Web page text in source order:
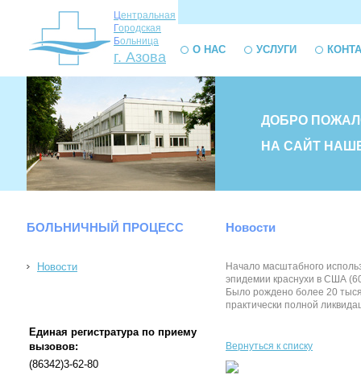
Центральная
Городская
Больница
г. Азова О НАС УСЛУГИ
ДОБРО
НА САЙТ
БОЛЬНИЧНЫЙ ПРОЦЕСС
Новости
Единая регистратура по приему
вызовов:
(86342)3-62-80
Новости
Начало масштабного
эпидемии краснухи в США
Было рождено более 20
практически полной
Вернуться к списку